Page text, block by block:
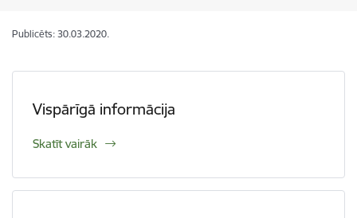
Publicēts: 30.03.2020.
Vispārīgā informācija
Skatīt vairāk